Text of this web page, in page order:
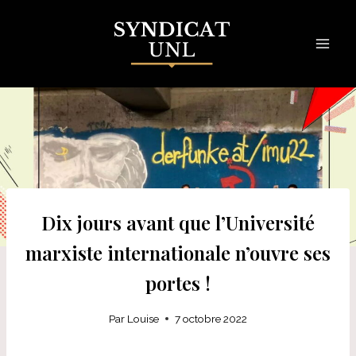
Dix jours avant que l’Université
marxiste internationale n’ouvre ses
portes !
Par Louise 7 octobre 2022